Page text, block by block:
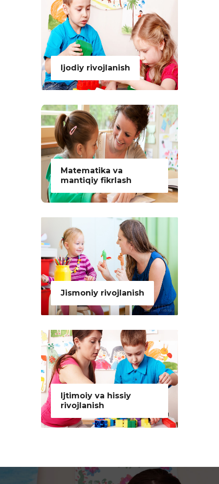
Ijodiy rivojlanish
Matematika va
mantiqiy fikrlash
Jismoniy rivojlanish
Ijtimoiy va hissiy
rivojlanish